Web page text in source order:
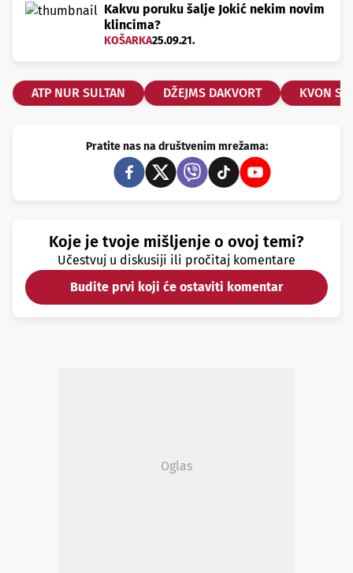
Kakvu poruku šalje Jokić nekim novim
klincima?
KOŠARKA25.09.21.
ATP NUR SULTAN DŽEJMS DAKVORT KVON
Pratite nas na društvenim mrežama:
Koje je tvoje mišljenje o ovoj temi?
Učestvuj u diskusiji ili pročitaj komentare
Budite prvi koji će ostaviti komentar
Oglas